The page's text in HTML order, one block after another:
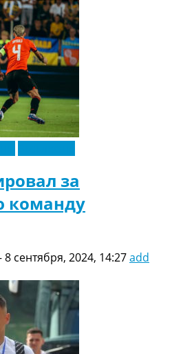
за
команду
8 сентября, 2024, 14:27add